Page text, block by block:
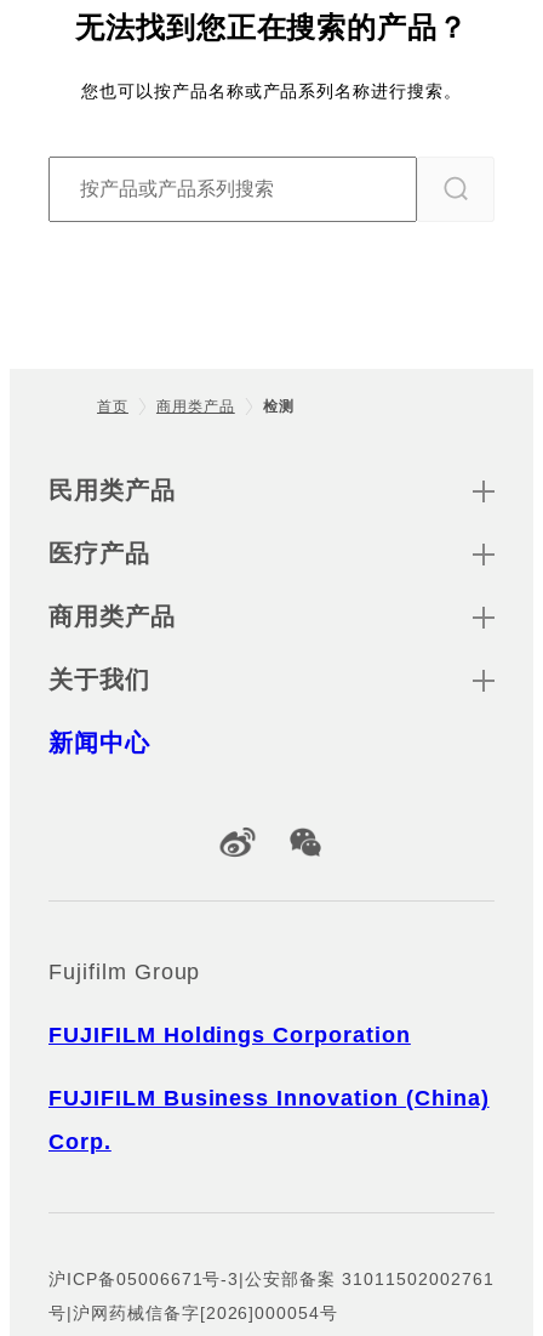
无法找到您正在搜索的产品？
您也可以按产品名称或产品系列名称进行搜索。
首页 商用类产品 检测
Sitemap
民用类产品
医疗产品
商用类产品
关于我们
新闻中心
Official Social Media Accounts
Fujifilm Group
FUJIFILM Holdings Corporation
FUJIFILM Business Innovation (China)
Corp.
沪ICP备05006671号-3|公安部备案 31011502002761
号|沪网药械信备字[2026]000054号